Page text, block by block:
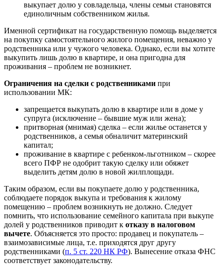
выкупает долю у совладельца, члены семьи становятся
единоличным собственником жилья.
Именной сертификат на государственную помощь выделяется
на покупку самостоятельного жилого помещения, неважно у
родственника или у чужого человека. Однако, если вы хотите
выкупить лишь долю в квартире, и она пригодна для
проживания – проблем не возникнет.
Ограничения на сделки с родственниками при
использовании МК:
запрещается выкупать долю в квартире или в доме у
супруга (исключение – бывшие муж или жена);
притворная (мнимая) сделка – если жилье останется у
родственников, а семья обналичит материнский
капитал;
проживание в квартире с ребенком-льготником – скорее
всего ПФР не одобрит такую сделку или обяжет
выделить детям долю в новой жилплощади.
Таким образом, если вы покупаете долю у родственника,
соблюдаете порядок выкупа и требования к жилому
помещению – проблем возникнуть не должно. Следует
помнить, что использование семейного капитала при выкупе
долей у родственников приводит к отказу в налоговом
вычете. Объясняется это просто: продавец и покупатель –
взаимозависимые лица, т.е. приходятся друг другу
родственниками (п. 5 ст. 220 НК РФ). Вынесение отказа ФНС
соответствует законодательству.